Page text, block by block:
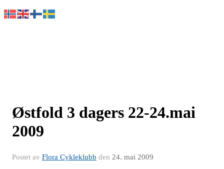
Østfold 3 dagers 22-24.mai
2009
Postet av Flora Cykleklubb den 24. mai 2009